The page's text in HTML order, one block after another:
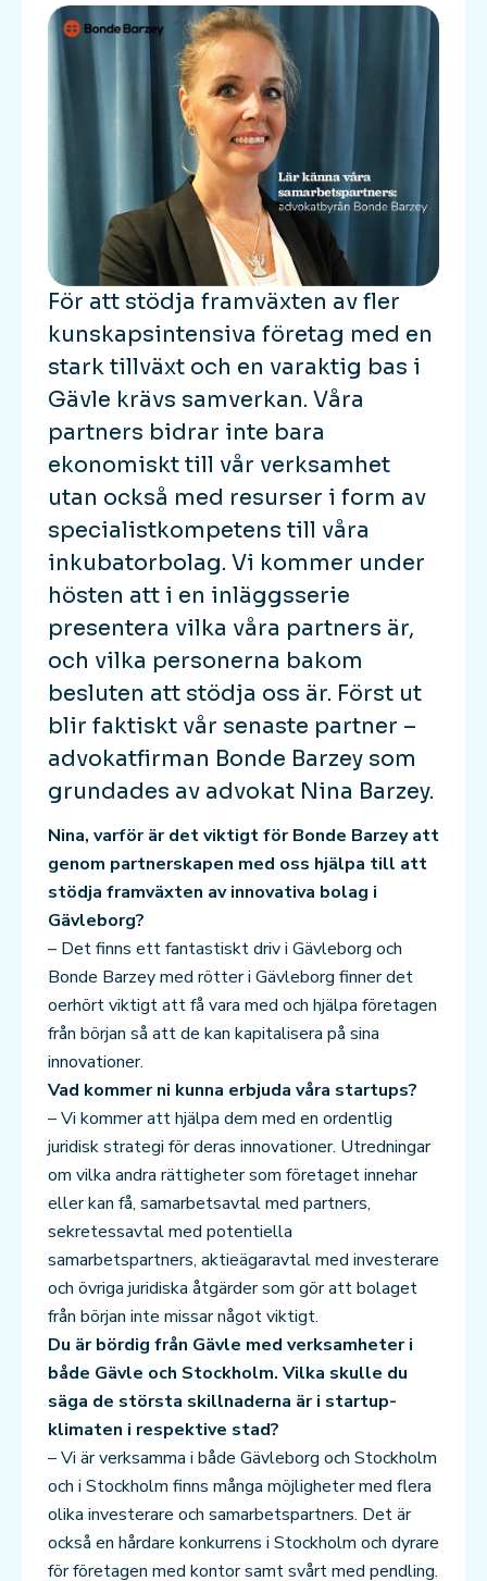
För att stödja framväxten av fler
kunskapsintensiva företag med en
stark tillväxt och en varaktig bas i
Gävle krävs samverkan. Våra
partners bidrar inte bara
ekonomiskt till vår verksamhet
utan också med resurser i form av
specialistkompetens till våra
inkubatorbolag. Vi kommer under
hösten att i en inläggsserie
presentera vilka våra partners är,
och vilka personerna bakom
besluten att stödja oss är. Först ut
blir faktiskt vår senaste partner –
advokatfirman Bonde Barzey som
grundades av advokat Nina Barzey.
Nina, varför är det viktigt för Bonde Barzey att
genom partnerskapen med oss hjälpa till att
stödja framväxten av innovativa bolag i
Gävleborg?
– Det finns ett fantastiskt driv i Gävleborg och
Bonde Barzey med rötter i Gävleborg finner det
oerhört viktigt att få vara med och hjälpa företagen
från början så att de kan kapitalisera på sina
innovationer.
Vad kommer ni kunna erbjuda våra startups?
– Vi kommer att hjälpa dem med en ordentlig
juridisk strategi för deras innovationer. Utredningar
om vilka andra rättigheter som företaget innehar
eller kan få, samarbetsavtal med partners,
sekretessavtal med potentiella
samarbetspartners, aktieägaravtal med investerare
och övriga juridiska åtgärder som gör att bolaget
från början inte missar något viktigt.
Du är bördig från Gävle med verksamheter i
både Gävle och Stockholm. Vilka skulle du
säga de största skillnaderna är i startup-
klimaten i respektive stad?
– Vi är verksamma i både Gävleborg och Stockholm
och i Stockholm finns många möjligheter med flera
olika investerare och samarbetspartners. Det är
också en hårdare konkurrens i Stockholm och dyrare
för företagen med kontor samt svårt med pendling.